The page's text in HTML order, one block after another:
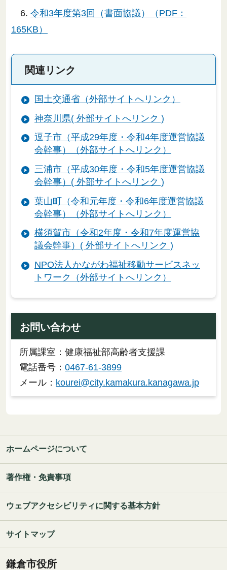
6. 令和3年度第3回（書面協議）（PDF：
165KB）
関連リンク
国土交通省（外部サイトへリンク）
神奈川県( 外部サイトへリンク )
逗子市（平成29年度・令和4年度運営協議
会幹事）（外部サイトへリンク）
三浦市（平成30年度・令和5年度運営協議
会幹事）( 外部サイトへリンク )
葉山町（令和元年度・令和6年度運営協議
会幹事）（外部サイトへリンク）
横須賀市（令和2年度・令和7年度運営協
議会幹事）( 外部サイトへリンク )
NPO法人かながわ福祉移動サービスネッ
トワーク（外部サイトへリンク）
お問い合わせ
所属課室：健康福祉部高齢者支援課
電話番号： 0467-61-3899
メール： kourei@city.kamakura.kanagawa.jp
ホームページについて
著作権・免責事項
ウェブアクセシビリティに関する基本方針
サイトマップ
鎌倉市役所